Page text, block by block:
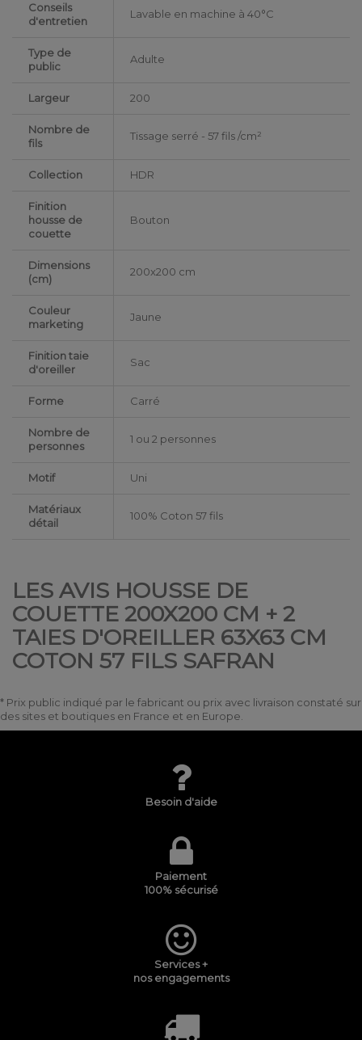
Conseils
d'entretien
Lavable en machine à 40°C
Type de
public
Adulte
Largeur 200
Nombre de
fils
Tissage serré - 57 fils /cm²
Collection HDR
Finition
housse de
couette
Bouton
Dimensions
(cm)
200x200 cm
Couleur
marketing
Jaune
Finition taie
d'oreiller
Sac
Forme Carré
Nombre de
personnes
1 ou 2 personnes
Motif Uni
Matériaux
détail
100% Coton 57 fils
LES AVIS HOUSSE DE
COUETTE 200X200 CM + 2
TAIES D'OREILLER 63X63 CM
COTON 57 FILS SAFRAN
* Prix public indiqué par le fabricant ou prix avec livraison constaté sur
des sites et boutiques en France et en Europe.
Besoin d'aide
Paiement
100% sécurisé
Services +
nos engagements